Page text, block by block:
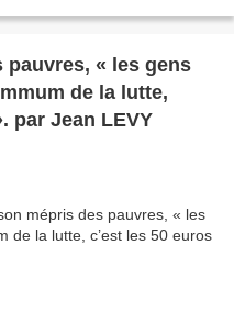
pauvres, « les gens
de la lutte,
par Jean LEVY